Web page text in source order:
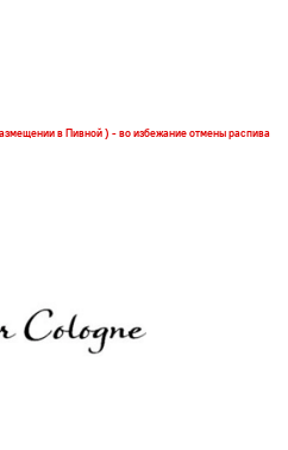
в Пивной ) - во избежание отмены распива